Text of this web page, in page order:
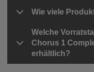
Wie viele
Welche
Chorus 1
erhältlich?